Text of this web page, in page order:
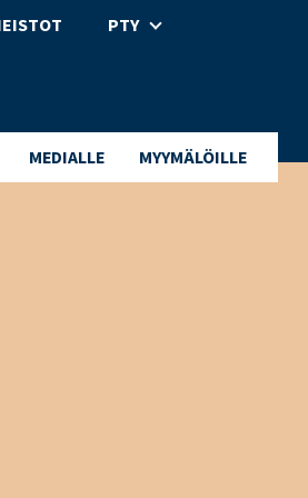
PTY
MEDIALLE MYYMÄLÖILLE